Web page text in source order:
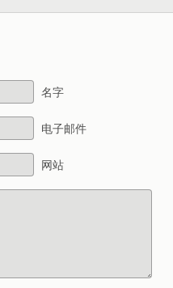
名字
电子邮件
网站